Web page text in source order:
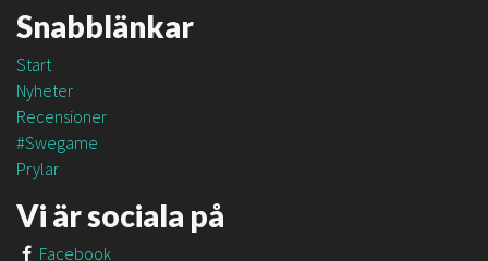
Snabblänkar
Start
Nyheter
Recensioner
#Swegame
Prylar
Vi är sociala på
Facebook